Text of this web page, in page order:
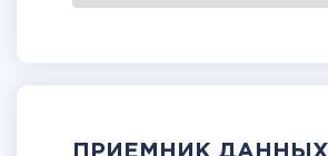
ПРИЕМНИК ДАННЫХ